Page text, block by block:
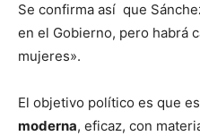
Se confirma así que
en el Gobierno, pero habrá
mujeres».
El objetivo político es que
moderna, eficaz, con